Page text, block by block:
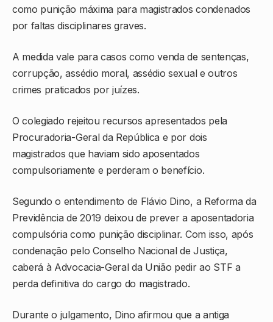
como punição máxima para magistrados condenados
por faltas disciplinares graves.
A medida vale para casos como venda de sentenças,
corrupção, assédio moral, assédio sexual e outros
crimes praticados por juízes.
O colegiado rejeitou recursos apresentados pela
Procuradoria-Geral da República e por dois
magistrados que haviam sido aposentados
compulsoriamente e perderam o benefício.
Segundo o entendimento de Flávio Dino, a Reforma da
Previdência de 2019 deixou de prever a aposentadoria
compulsória como punição disciplinar. Com isso, após
condenação pelo Conselho Nacional de Justiça,
caberá à Advocacia-Geral da União pedir ao STF a
perda definitiva do cargo do magistrado.
Durante o julgamento, Dino afirmou que a antiga